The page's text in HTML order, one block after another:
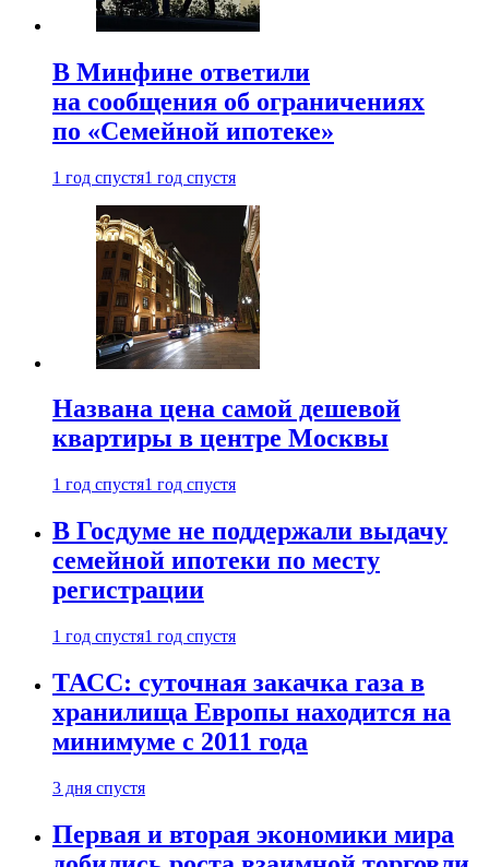
В Минфине ответили
на сообщения об ограничениях
по «Семейной ипотеке»
1 год спустя1 год спустя
Названа цена самой дешевой
квартиры в центре Москвы
1 год спустя1 год спустя
В Госдуме не поддержали выдачу
семейной ипотеки по месту
регистрации
1 год спустя1 год спустя
ТАСС: суточная закачка газа в
хранилища Европы находится на
минимуме с 2011 года
3 дня спустя
Первая и вторая экономики мира